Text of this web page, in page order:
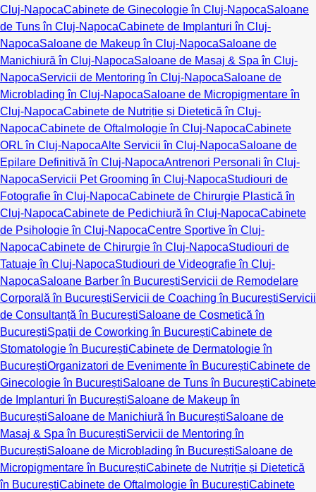
Cluj-NapocaCabinete de Ginecologie în Cluj-NapocaSaloane
de Tuns în Cluj-NapocaCabinete de Implanturi în Cluj-
NapocaSaloane de Makeup în Cluj-NapocaSaloane de
Manichiură în Cluj-NapocaSaloane de Masaj & Spa în Cluj-
NapocaServicii de Mentoring în Cluj-NapocaSaloane de
Microblading în Cluj-NapocaSaloane de Micropigmentare în
Cluj-NapocaCabinete de Nutriție și Dietetică în Cluj-
NapocaCabinete de Oftalmologie în Cluj-NapocaCabinete
ORL în Cluj-NapocaAlte Servicii în Cluj-NapocaSaloane de
Epilare Definitivă în Cluj-NapocaAntrenori Personali în Cluj-
NapocaServicii Pet Grooming în Cluj-NapocaStudiouri de
Fotografie în Cluj-NapocaCabinete de Chirurgie Plastică în
Cluj-NapocaCabinete de Pedichiură în Cluj-NapocaCabinete
de Psihologie în Cluj-NapocaCentre Sportive în Cluj-
NapocaCabinete de Chirurgie în Cluj-NapocaStudiouri de
Tatuaje în Cluj-NapocaStudiouri de Videografie în Cluj-
NapocaSaloane Barber în BucureștiServicii de Remodelare
Corporală în BucureștiServicii de Coaching în BucureștiServicii
de Consultanță în BucureștiSaloane de Cosmetică în
BucureștiSpații de Coworking în BucureștiCabinete de
Stomatologie în BucureștiCabinete de Dermatologie în
BucureștiOrganizatori de Evenimente în BucureștiCabinete de
Ginecologie în BucureștiSaloane de Tuns în BucureștiCabinete
de Implanturi în BucureștiSaloane de Makeup în
BucureștiSaloane de Manichiură în BucureștiSaloane de
Masaj & Spa în BucureștiServicii de Mentoring în
BucureștiSaloane de Microblading în BucureștiSaloane de
Micropigmentare în BucureștiCabinete de Nutriție și Dietetică
în BucureștiCabinete de Oftalmologie în BucureștiCabinete